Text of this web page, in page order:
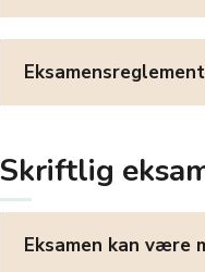
Eksamensreglement
Skriftlig
Eksamen kan være